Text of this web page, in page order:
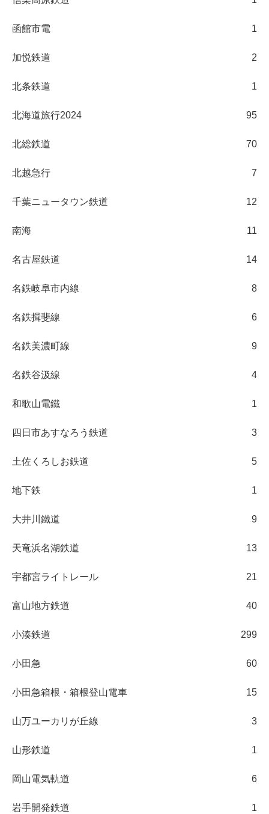
函館市電 1
加悦鉄道 2
北条鉄道 1
北海道旅行2024 95
北総鉄道 70
北越急行 7
千葉ニュータウン鉄道 12
南海 11
名古屋鉄道 14
名鉄岐阜市内線 8
名鉄揖斐線 6
名鉄美濃町線 9
名鉄谷汲線 4
和歌山電鐵 1
四日市あすなろう鉄道 3
土佐くろしお鉄道 5
地下鉄 1
大井川鐵道 9
天竜浜名湖鉄道 13
宇都宮ライトレール 21
富山地方鉄道 40
小湊鉄道 299
小田急 60
小田急箱根・箱根登山電車 15
山万ユーカリが丘線 3
山形鉄道 1
岡山電気軌道 6
岩手開発鉄道 1